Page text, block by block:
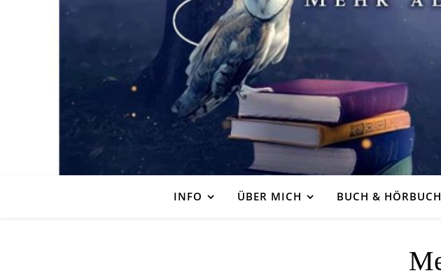
INFO ÜBER MICH BUCH &